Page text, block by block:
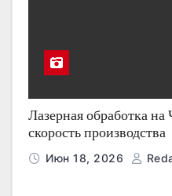
Лазерная обработка
скорость производства
Июн 18, 2026